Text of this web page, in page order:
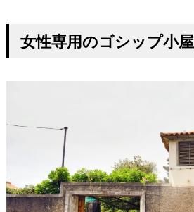
女性専用のゴシップ小屋